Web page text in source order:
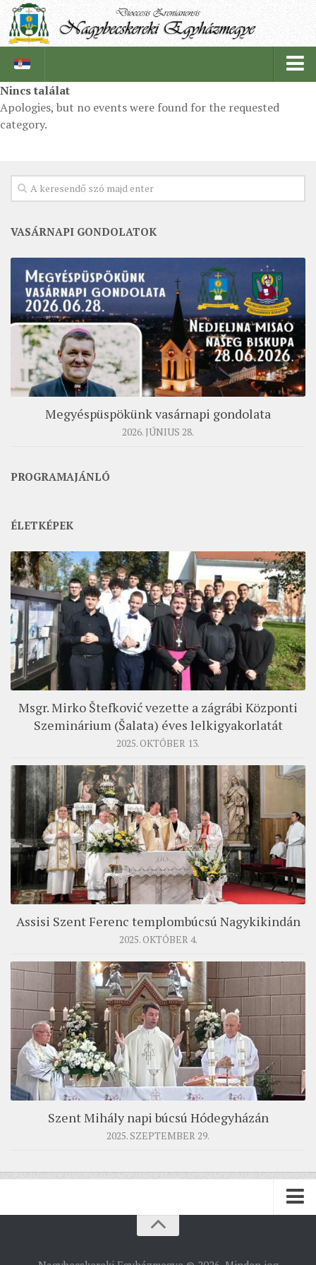
PÜSPÖKSÉG
EGYHÁZI INTÉZMÉNYEINK
SZERZETESRENDEK
IN MEMORIAM
PLÉBÁNIÁK
ÉSZAKI ESPERESSÉG
KÖZPONTI ESPERESSÉG
DÉLI ESPERESSÉG
ARCHÍVUM
ARCHÍV ÉLETKÉPEK
ORGANIGRAMMA
ZSINATI IMA
ZSINAT MOTTÓJA, LOGÓJA
ZSINATI IRODA
KOORDINÁLÓ BIZOTTSÁG
ZSINATI TAGOK
MUNKADOKUMENTUMOK
ZSINATI HÍREK-ÚJSÁG
PASZTORÁLSZOCIOLÓGIAI FELMÉRÉS
KISKORÚAK VÉDELME
„GYERMEKVÉDELMI” KIHÍVÁSOK KÁNONJOGI
Nincs találat
Apologies, but no events were found for the requested
category.
VASÁRNAPI GONDOLATOK
Megyéspüspökünk vasárnapi gondolata
2026. JÚNIUS 28.
PROGRAMAJÁNLÓ
ÉLETKÉPEK
Msgr. Mirko Štefković vezette a zágrábi Központi
Szeminárium (Šalata) éves lelkigyakorlatát
2025. OKTÓBER 13.
Assisi Szent Ferenc templombúcsú Nagykikindán
2025. OKTÓBER 4.
Szent Mihály napi búcsú Hódegyházán
2025. SZEPTEMBER 29.